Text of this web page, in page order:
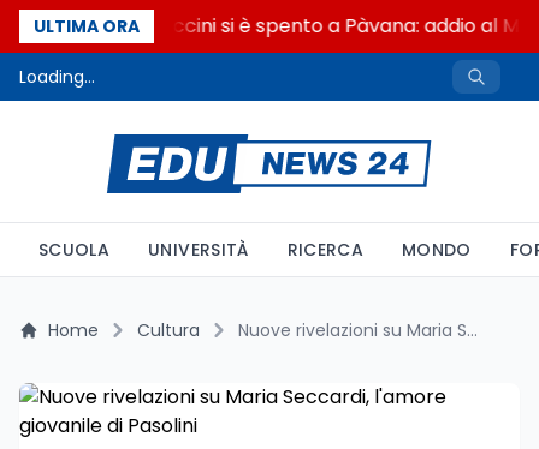
ULTIMA ORA
Francesco Guccini si è spento a Pàvana: addio al
Loading...
SCUOLA UNIVERSITÀ RICERCA MONDO
Home Cultura Nuove rivelazioni su Maria Seccardi, l'amore giovanile di Pasolini